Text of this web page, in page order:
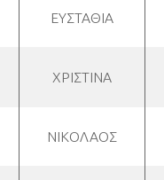
ΕΥΣΤΑΘΙΑ
ΧΡΙΣΤΙΝΑ
ΝΙΚΟΛΑΟΣ